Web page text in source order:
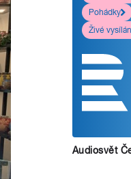
Pohádky
Živé
Audiosvět